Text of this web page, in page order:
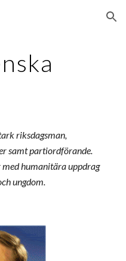
Skip to navigation
riksdagsman,
samt partiordförande.
humanitära uppdrag
ungdom.